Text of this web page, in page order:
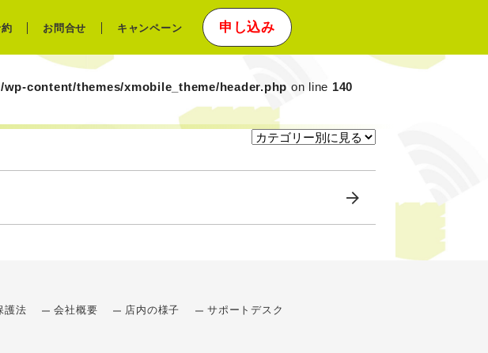
お問合せ キャンペーン 申し込み
content/themes/xmobile_theme/header.php on line 140
護法 会社概要 店内の様子 サポートデスク